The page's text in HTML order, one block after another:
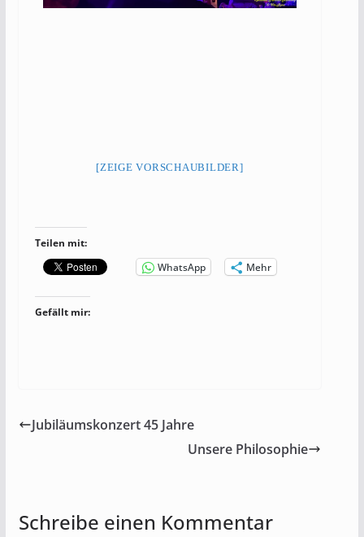
[ZEIGE VORSCHAUBILDER]
Teilen mit:
WhatsApp
Mehr
Gefällt mir:
Jubiläumskonzert 45 Jahre
Unsere Philosophie
Schreibe einen Kommentar